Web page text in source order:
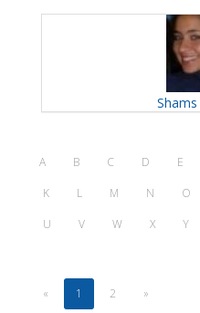
Shams
A B C D E
K
L M N O
U
V W X Y
« 1 2 »